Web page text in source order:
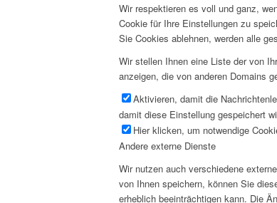
Wir respektieren es voll und ganz,
Cookie für Ihre Einstellungen zu
Sie Cookies ablehnen, werden alle
Wir stellen Ihnen eine Liste der von
anzeigen, die von anderen Domains
Aktivieren, damit die
damit diese Einstellung gespeichert
Hier klicken, um notwendige
Andere externe Dienste
Wir nutzen auch verschiedene
von Ihnen speichern, können Sie
erheblich beeinträchtigen kann. Die